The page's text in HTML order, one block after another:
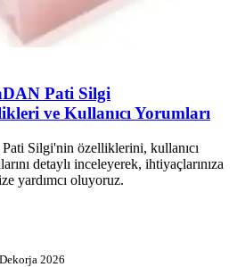
Pati Silgi
ve Kullanıcı Yorumları
Silgi'nin özelliklerini, kullanıcı
detaylı inceleyerek, ihtiyaçlarınıza
yardımcı oluyoruz.
Dekorja 2026